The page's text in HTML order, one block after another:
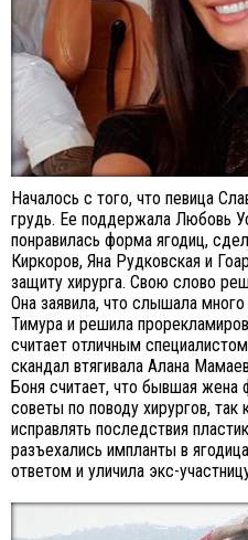
Началось с того, что певица
грудь. Ее поддержала Любовь
понравилась форма ягодиц,
Киркоров, Яна Рудковская и
защиту хирурга. Свою слово
Она заявила, что слышала
Тимура и решила
считает отличным
скандал втягивала Алана
Боня считает, что бывшая жена
советы по поводу хирургов,
исправлять последствия
разъехались импланты в
ответом и уличила экс-